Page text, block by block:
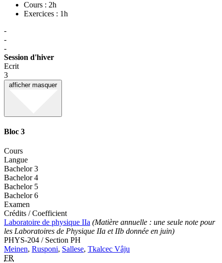
Cours : 2h
Exercices : 1h
-
-
-
Session d'hiver
Ecrit
3
afficher masquer
Bloc 3
Cours
Langue
Bachelor 3
Bachelor 4
Bachelor 5
Bachelor 6
Examen
Crédits / Coefficient
Laboratoire de physique IIa (Matière annuelle : une seule note pour
les Laboratoires de Physique IIa et IIb donnée en juin)
PHYS-204 / Section PH
Meinen, Rusponi, Sallese, Tkalcec Vâju
FR